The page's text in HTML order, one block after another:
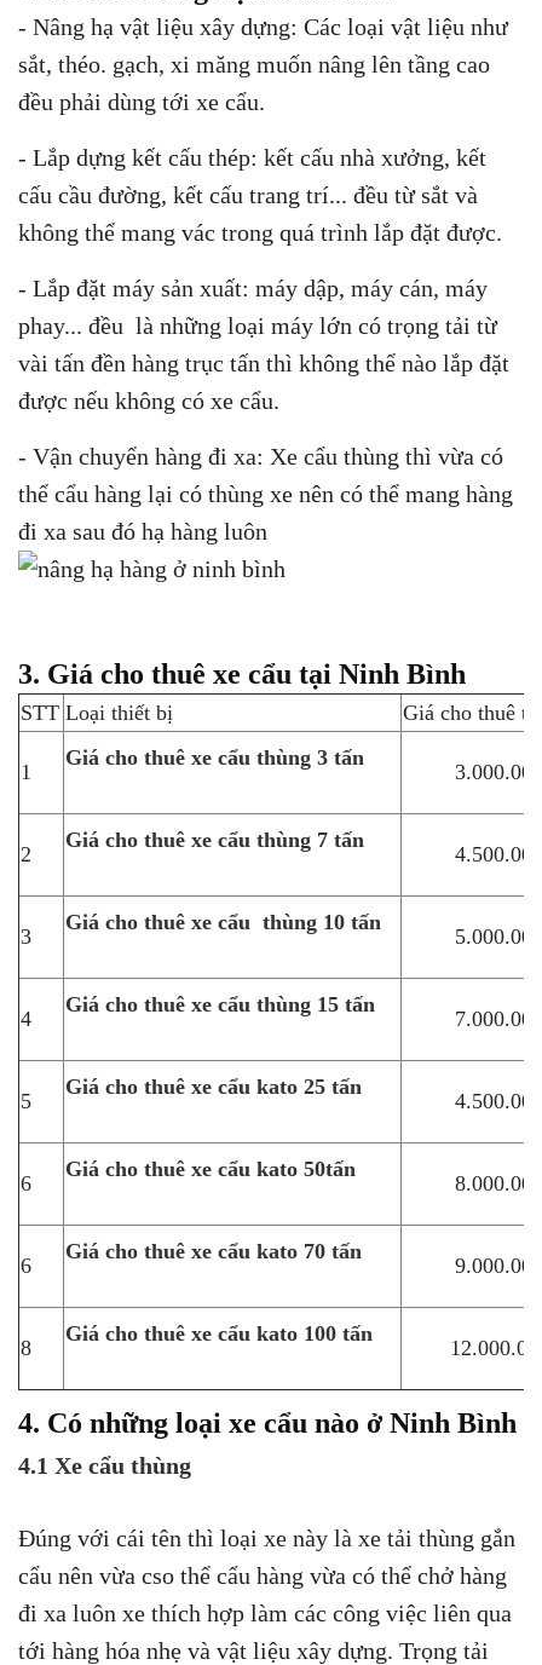
- Nâng hạ vật liệu xây dựng: Các loại vật liệu như
sắt, théo. gạch, xi măng muốn nâng lên tầng cao
đều phải dùng tới xe cẩu.
- Lắp dựng kết cấu thép: kết cấu nhà xưởng, kết
cấu cầu đường, kết cấu trang trí... đều từ sắt và
không thể mang vác trong quá trình lắp đặt được.
- Lắp đặt máy sản xuất: máy dập, máy cán, máy
phay... đều là những loại máy lớn có trọng tải từ
vài tấn đền hàng trục tấn thì không thể nào lắp đặt
được nếu không có xe cẩu.
- Vận chuyển hàng đi xa: Xe cẩu thùng thì vừa có
thể cẩu hàng lại có thùng xe nên có thể mang hàng
đi xa sau đó hạ hàng luôn
3. Giá cho thuê xe cẩu tại Ninh Bình
STT Loại thiết bị Giá cho thuê
1
Giá cho thuê xe cẩu thùng 3 tấn
3.000.000
2
Giá cho thuê xe cẩu thùng 7 tấn
4.500.000
3
Giá cho thuê xe cẩu thùng 10 tấn
5.000.000
4
Giá cho thuê xe cẩu thùng 15 tấn
7.000.000
5
Giá cho thuê xe cẩu kato 25 tấn
4.500.000
6
Giá cho thuê xe cẩu kato 50tấn
8.000.000
6
Giá cho thuê xe cẩu kato 70 tấn
9.000.000
8
Giá cho thuê xe cẩu kato 100 tấn
4. Có những loại xe cẩu nào ở Ninh Bình
4.1 Xe cẩu thùng
Đúng với cái tên thì loại xe này là xe tải thùng gắn
cẩu nên vừa cso thể cẩu hàng vừa có thể chở hàng
đi xa luôn xe thích hợp làm các công việc liên qua
tới hàng hóa nhẹ và vật liệu xây dựng. Trọng tải